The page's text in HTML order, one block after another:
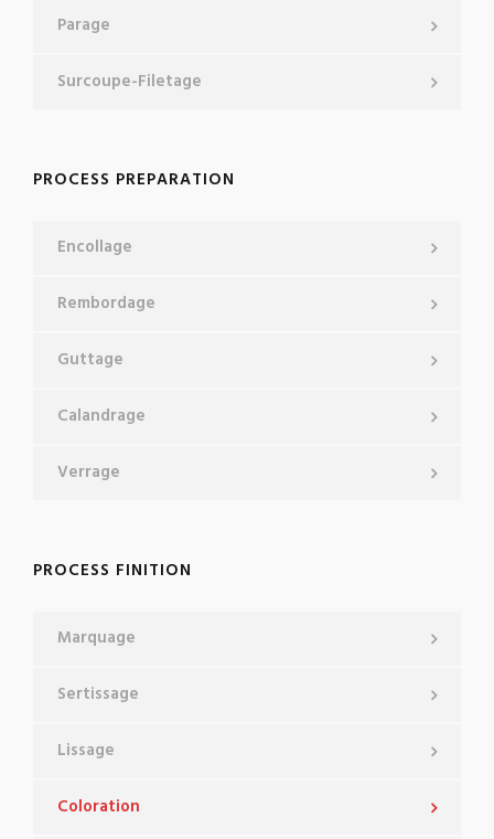
Parage
Surcoupe-Filetage
PROCESS PREPARATION
Encollage
Rembordage
Guttage
Calandrage
Verrage
PROCESS FINITION
Marquage
Sertissage
Lissage
Coloration